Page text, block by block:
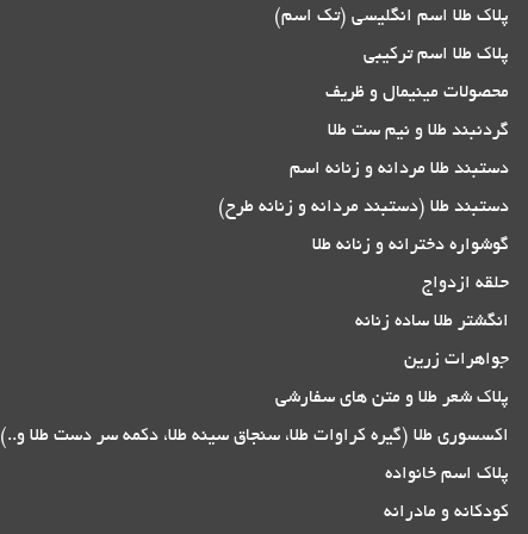
پلاک طلا اسم انگلیسی (تک اسم)
پلاک طلا اسم ترکیبی
محصولات مینیمال و ظریف
گردنبند طلا و نیم ست طلا
دستبند طلا مردانه و زنانه اسم
دستبند طلا (دستبند مردانه و زنانه طرح)
گوشواره دخترانه و زنانه طلا
حلقه ازدواج
انگشتر طلا ساده زنانه
جواهرات زرین
پلاک شعر طلا و متن های سفارشی
اکسسوری طلا (گیره کراوات طلا، سنجاق سینه طلا، دکمه سر دست طلا و..)
پلاک اسم خانواده
کودکانه و مادرانه